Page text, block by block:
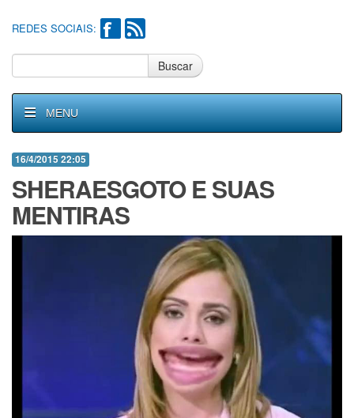
REDES SOCIAIS:
Buscar
MENU
16/4/2015 22:05
SHERAESGOTO E SUAS
MENTIRAS